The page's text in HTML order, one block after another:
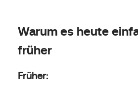
Warum es heute
früher
Früher: